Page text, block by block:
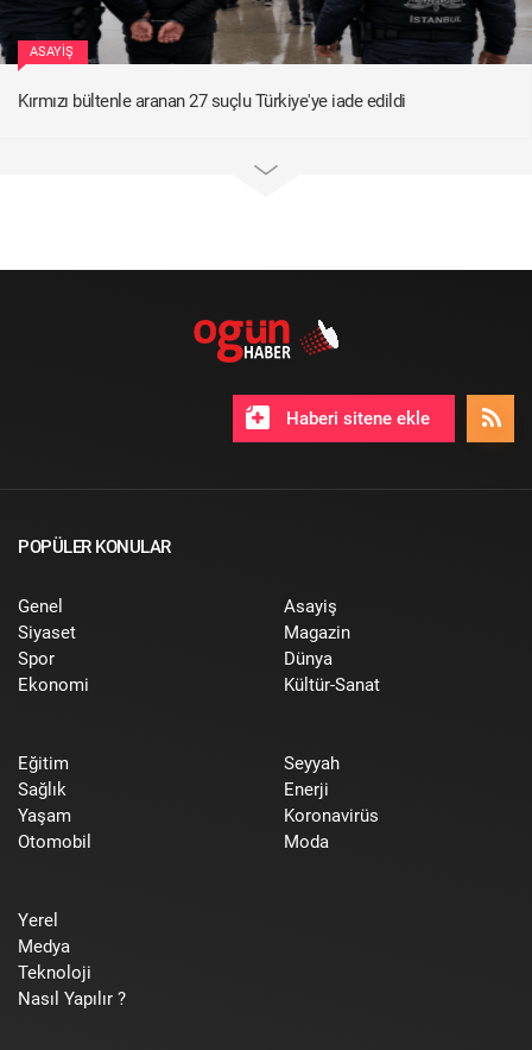
ASAYIŞ
Kırmızı bültenle aranan 27 suçlu Türkiye'ye iade edildi
Haberi sitene ekle
POPÜLER KONULAR
Genel
Siyaset
Spor
Ekonomi
Asayiş
Magazin
Dünya
Kültür-Sanat
Eğitim
Sağlık
Yaşam
Otomobil
Seyyah
Enerji
Koronavirüs
Moda
Yerel
Medya
Teknoloji
Nasıl Yapılır ?